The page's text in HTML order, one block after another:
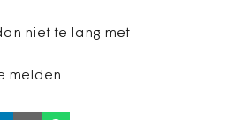
niet te lang met
melden.